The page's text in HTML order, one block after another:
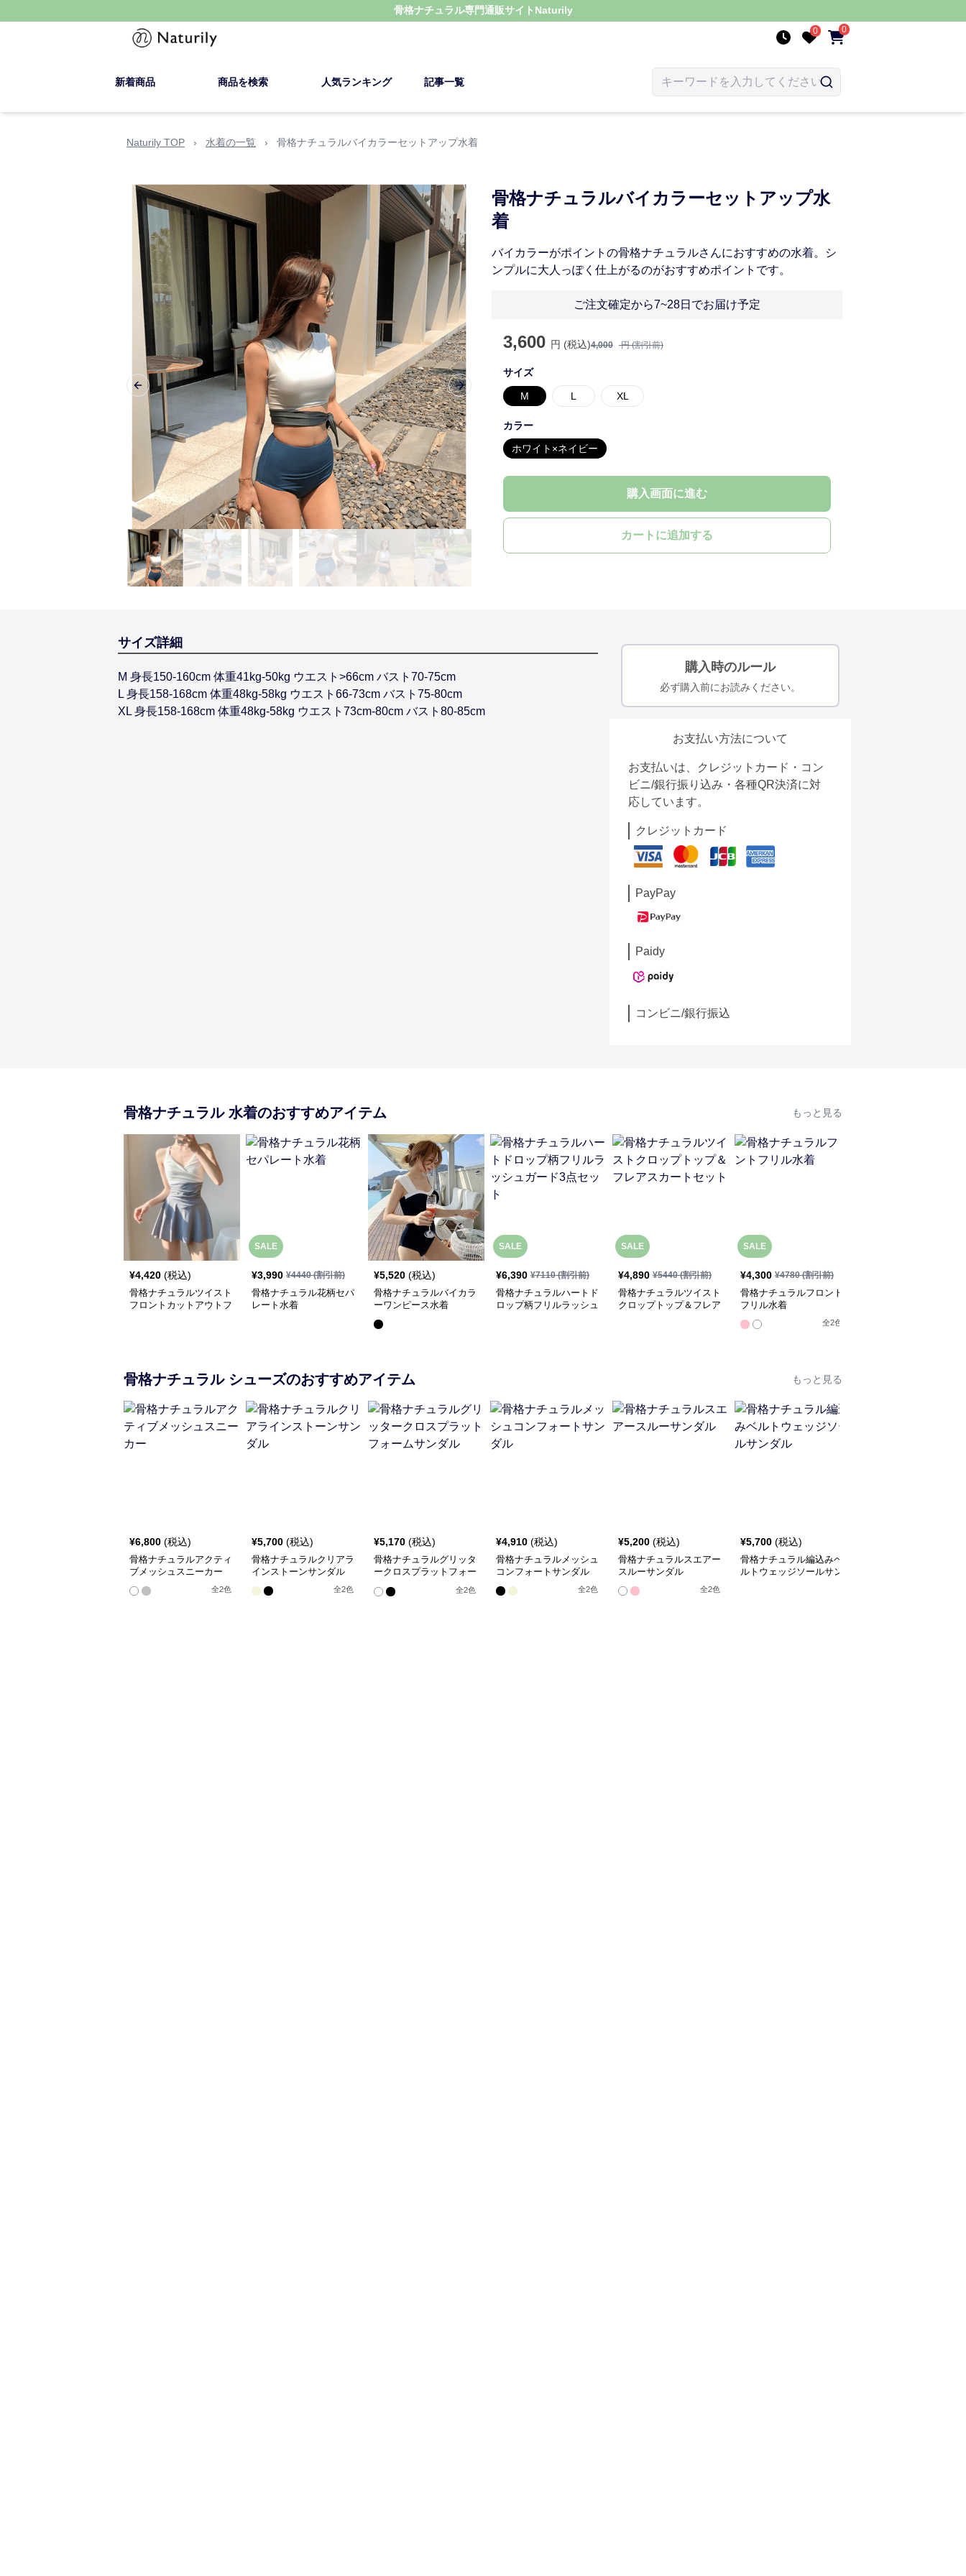
骨格ナチュラル専門通販サイト Naturily
0 0
新着商品 商品を検索 人気ランキング 記事一覧
Naturily TOP › 水着の一覧 › 骨格ナチュラルバイカラーセットアップ水着
Previous slide Next slide
骨格ナチュラルバイカラーセットアップ水
着
バイカラーがポイントの骨格ナチュラルさんにおすすめの水着。シ
ンプルに大人っぽく仕上がるのがおすすめポイントです。
ご注文確定から7~28日でお届け予定
3,600 円 (税込)4,000 円 (割引前)
サイズ
M L XL
カラー
ホワイト×ネイビー
購入画面に進む
カートに追加する
サイズ詳細
M 身長150-160cm 体重41kg-50kg ウエスト>66cm バスト70-75cm
L 身長158-168cm 体重48kg-58kg ウエスト66-73cm バスト75-80cm
XL 身長158-168cm 体重48kg-58kg ウエスト73cm-80cm バスト80-85cm
購入時のルール
必ず購入前にお読みください。
お支払い方法について
お支払いは、クレジットカード・コン
ビニ/銀行振り込み・各種QR決済に対
応しています。
クレジットカード
PayPay
Paidy
コンビニ/銀行振込
骨格ナチュラル 水着のおすすめアイテム もっと見る
¥4,420 (税込)
骨格ナチュラルツイスト
フロントカットアウトフ
SALE
¥3,990 ¥4440(割引前)
骨格ナチュラル花柄セパ
レート水着
¥5,520 (税込)
骨格ナチュラルバイカラ
ーワンピース水着
SALE
¥6,390 ¥7110(割引前)
骨格ナチュラルハートド
ロップ柄フリルラッシュ
SALE
¥4,890 ¥5440(割引前)
骨格ナチュラルツイスト
クロップトップ＆フレア
SALE
¥4,300 ¥4780(割引前)
骨格ナチュラルフロント
フリル水着
全2色
骨格ナチュラル シューズのおすすめアイテム もっと見る
¥6,800 (税込)
骨格ナチュラルアクティ
ブメッシュスニーカー
全2色
¥5,700 (税込)
骨格ナチュラルクリアラ
インストーンサンダル
全2色
¥5,170 (税込)
骨格ナチュラルグリッタ
ークロスプラットフォー
全2色
¥4,910 (税込)
骨格ナチュラルメッシュ
コンフォートサンダル
全2色
¥5,200 (税込)
骨格ナチュラルスエアー
スルーサンダル
全2色
¥5,700 (税込)
骨格ナチュラル編込みベ
ルトウェッジソールサン